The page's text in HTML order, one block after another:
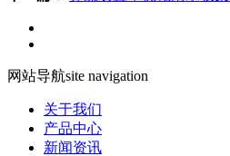
网站导航site navigation
关于我们
产品中心
新闻资讯